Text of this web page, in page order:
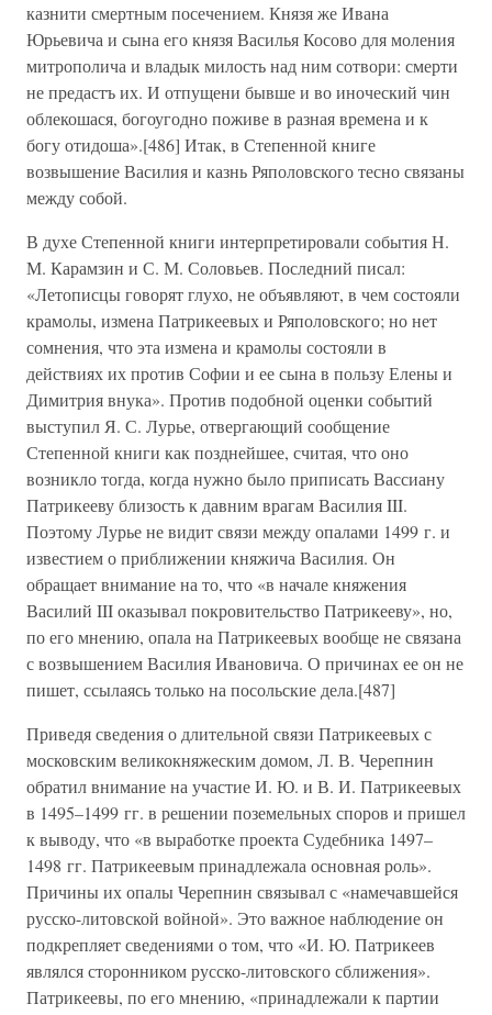
казнити смертным посечением. Князя же Ивана
Юрьевича и сына его князя Василья Косово для моления
митрополича и владык милость над ним сотвори: смерти
не предастъ их. И отпущени бывше и во иноческий чин
облекошася, богоугодно поживе в разная времена и к
богу отидоша».[486] Итак, в Степенной книге
возвышение Василия и казнь Ряполовского тесно связаны
между собой.
В духе Степенной книги интерпретировали события Н.
М. Карамзин и С. М. Соловьев. Последний писал:
«Летописцы говорят глухо, не объявляют, в чем состояли
крамолы, измена Патрикеевых и Ряполовского; но нет
сомнения, что эта измена и крамолы состояли в
действиях их против Софии и ее сына в пользу Елены и
Димитрия внука». Против подобной оценки событий
выступил Я. С. Лурье, отвергающий сообщение
Степенной книги как позднейшее, считая, что оно
возникло тогда, когда нужно было приписать Вассиану
Патрикееву близость к давним врагам Василия III.
Поэтому Лурье не видит связи между опалами 1499 г. и
известием о приближении княжича Василия. Он
обращает внимание на то, что «в начале княжения
Василий III оказывал покровительство Патрикееву», но,
по его мнению, опала на Патрикеевых вообще не связана
с возвышением Василия Ивановича. О причинах ее он не
пишет, ссылаясь только на посольские дела.[487]
Приведя сведения о длительной связи Патрикеевых с
московским великокняжеским домом, Л. В. Черепнин
обратил внимание на участие И. Ю. и В. И. Патрикеевых
в 1495–1499 гг. в решении поземельных споров и пришел
к выводу, что «в выработке проекта Судебника 1497–
1498 гг. Патрикеевым принадлежала основная роль».
Причины их опалы Черепнин связывал с «намечавшейся
русско-литовской войной». Это важное наблюдение он
подкрепляет сведениями о том, что «И. Ю. Патрикеев
являлся сторонником русско-литовского сближения».
Патрикеевы, по его мнению, «принадлежали к партии